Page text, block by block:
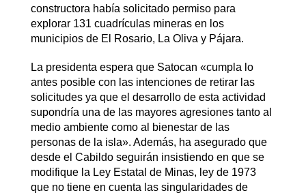
constructora había solicitado permiso para
explorar 131 cuadrículas mineras en los
municipios de El Rosario, La Oliva y Pájara.
La presidenta espera que Satocan «cumpla lo
antes posible con las intenciones de retirar las
solicitudes ya que el desarrollo de esta actividad
supondría una de las mayores agresiones tanto al
medio ambiente como al bienestar de las
personas de la isla». Además, ha asegurado que
desde el Cabildo seguirán insistiendo en que se
modifique la Ley Estatal de Minas, ley de 1973
que no tiene en cuenta las singularidades de